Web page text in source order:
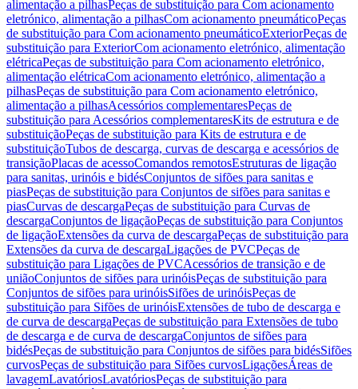
alimentação a pilhasPeças de substituição para Com acionamento
eletrónico, alimentação a pilhasCom acionamento pneumáticoPeças
de substituição para Com acionamento pneumáticoExteriorPeças de
substituição para ExteriorCom acionamento eletrónico, alimentação
elétricaPeças de substituição para Com acionamento eletrónico,
alimentação elétricaCom acionamento eletrónico, alimentação a
pilhasPeças de substituição para Com acionamento eletrónico,
alimentação a pilhasAcessórios complementaresPeças de
substituição para Acessórios complementaresKits de estrutura e de
substituiçãoPeças de substituição para Kits de estrutura e de
substituiçãoTubos de descarga, curvas de descarga e acessórios de
transiçãoPlacas de acessoComandos remotosEstruturas de ligação
para sanitas, urinóis e bidésConjuntos de sifões para sanitas e
piasPeças de substituição para Conjuntos de sifões para sanitas e
piasCurvas de descargaPeças de substituição para Curvas de
descargaConjuntos de ligaçãoPeças de substituição para Conjuntos
de ligaçãoExtensões da curva de descargaPeças de substituição para
Extensões da curva de descargaLigações de PVCPeças de
substituição para Ligações de PVCAcessórios de transição e de
uniãoConjuntos de sifões para urinóisPeças de substituição para
Conjuntos de sifões para urinóisSifões de urinóisPeças de
substituição para Sifões de urinóisExtensões de tubo de descarga e
de curva de descargaPeças de substituição para Extensões de tubo
de descarga e de curva de descargaConjuntos de sifões para
bidésPeças de substituição para Conjuntos de sifões para bidésSifões
curvosPeças de substituição para Sifões curvosLigaçõesÁreas de
lavagemLavatóriosLavatóriosPeças de substituição para